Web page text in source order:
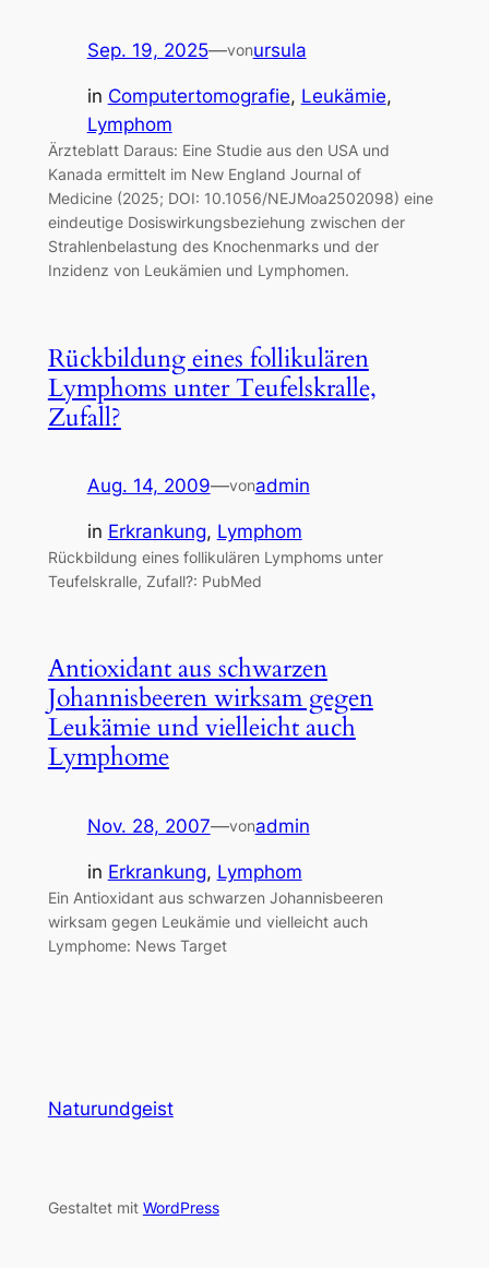
Sep. 19, 2025—vonursula
in Computertomografie, Leukämie
Lymphom
Ärzteblatt Daraus: Eine Studie aus den USA und
Kanada ermittelt im New England Journal of
Medicine (2025; DOI: 10.1056/NEJMoa2502098) eine
eindeutige Dosiswirkungsbeziehung zwischen der
Strahlenbelastung des Knochenmarks und der
Inzidenz von Leukämien und Lymphomen.
Rückbildung eines follikulären
Lymphoms unter Teufelskralle,
Zufall?
Aug. 14, 2009—vonadmin
in Erkrankung, Lymphom
Rückbildung eines follikulären Lymphoms unter
Teufelskralle, Zufall?: PubMed
Antioxidant aus schwarzen
Johannisbeeren wirksam gegen
Leukämie und vielleicht auch
Lymphome
Nov. 28, 2007—vonadmin
in Erkrankung, Lymphom
Ein Antioxidant aus schwarzen Johannisbeeren
wirksam gegen Leukämie und vielleicht auch
Lymphome: News Target
Naturundgeist
Gestaltet mit WordPress